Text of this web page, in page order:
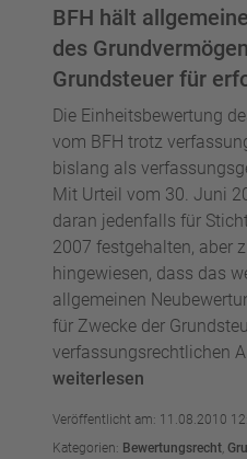
BFH hält
des
Grundsteuer für
Die Einheitsbewertung
vom BFH trotz
bislang als
Mit Urteil vom 30. Juni
daran jedenfalls für
2007 festgehalten, aber
hingewiesen, dass das
allgemeinen
für Zwecke der
verfassungsrechtlichen
weiterlesen
Veröffentlicht am: 11.08.2010
Kategorien: Bewertungsrecht,